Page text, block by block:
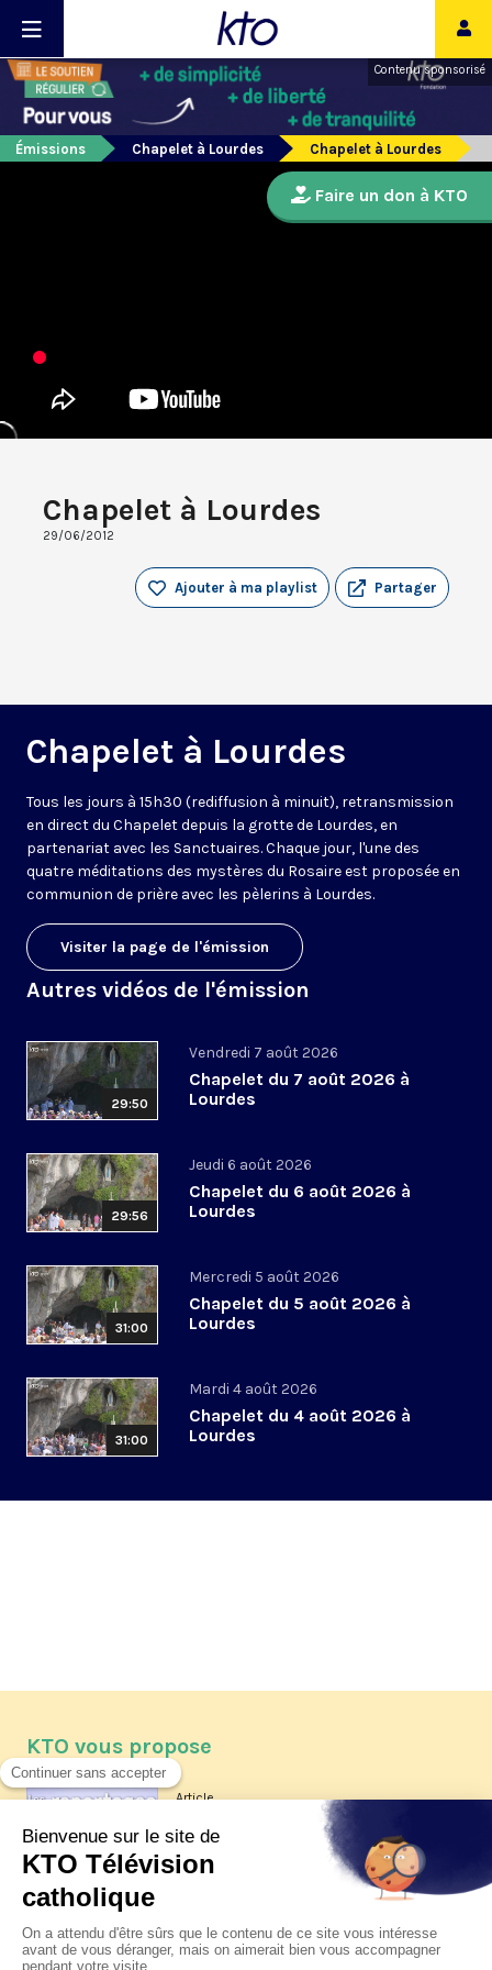
Contenu sponsorisé
Émissions Chapelet à Lourdes Chapelet à Lourdes
Chapelet à Lourdes
29/06/2012
Partager
Ajouter à ma playlist
Chapelet à Lourdes
Tous les jours à 15h30 (rediffusion à minuit), retransmission
en direct du Chapelet depuis la grotte de Lourdes, en
partenariat avec les Sanctuaires. Chaque jour, l'une des
quatre méditations des mystères du Rosaire est proposée en
communion de prière avec les pèlerins à Lourdes.
Visiter la page de l'émission
Autres vidéos de l'émission
29:50
Vendredi 7 août 2026
Chapelet du 7 août 2026 à
Lourdes
29:56
Jeudi 6 août 2026
Chapelet du 6 août 2026 à
Lourdes
31:00
Mercredi 5 août 2026
Chapelet du 5 août 2026 à
Lourdes
31:00
Mardi 4 août 2026
Chapelet du 4 août 2026 à
Lourdes
Faire un don à KTO
KTO vous propose
Article
Les reportages d'été 2026 de KTO
La visite pastorale du pape Léon
XIV à Assise à suivre sur KTO le
jeudi 6 août